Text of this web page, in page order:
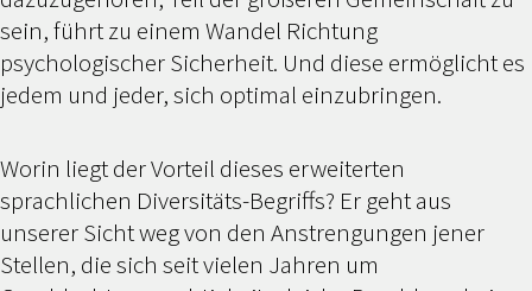
sein, führt zu einem Wandel Richtung
psychologischer Sicherheit. Und diese ermöglicht es
jedem und jeder, sich optimal einzubringen.
Worin liegt der Vorteil dieses erweiterten
sprachlichen Diversitäts-Begriffs? Er geht aus
unserer Sicht weg von den Anstrengungen jener
Stellen, die sich seit vielen Jahren um